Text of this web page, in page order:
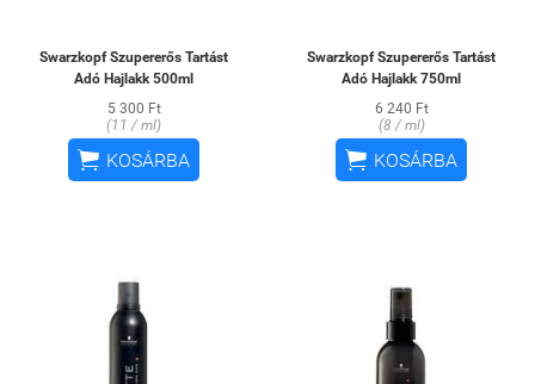
Swarzkopf Szupererős Tartást
Adó Hajlakk 500ml
5 300 Ft
(11 / ml)
 KOSÁRBA
Swarzkopf Szupererős Tartást
Adó Hajlakk 750ml
6 240 Ft
(8 / ml)
 KOSÁRBA